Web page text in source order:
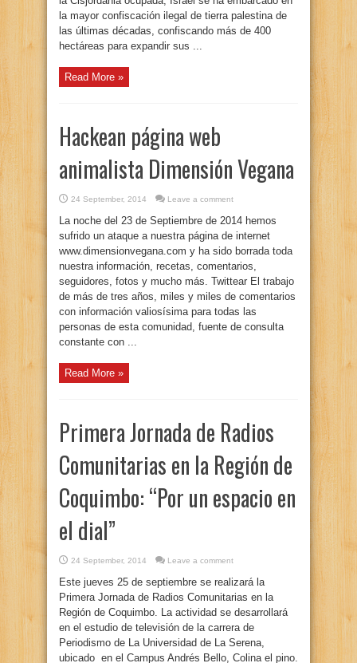
la mayor confiscación ilegal de tierra palestina de
las últimas décadas, confiscando más de 400
hectáreas para expandir sus ...
Read More »
Hackean página web
animalista Dimensión Vegana
24 September, 2014 Leave a comment
La noche del 23 de Septiembre de 2014 hemos
sufrido un ataque a nuestra página de internet
www.dimensionvegana.com y ha sido borrada toda
nuestra información, recetas, comentarios,
seguidores, fotos y mucho más. Twittear El trabajo
de más de tres años, miles y miles de comentarios
con información valiosísima para todas las
personas de esta comunidad, fuente de consulta
constante con ...
Read More »
Primera Jornada de Radios
Comunitarias en la Región de
Coquimbo: “Por un espacio en
el dial”
24 September, 2014 Leave a comment
Este jueves 25 de septiembre se realizará la
Primera Jornada de Radios Comunitarias en la
Región de Coquimbo. La actividad se desarrollará
en el estudio de televisión de la carrera de
Periodismo de La Universidad de La Serena,
ubicado en el Campus Andrés Bello, Colina el pino.